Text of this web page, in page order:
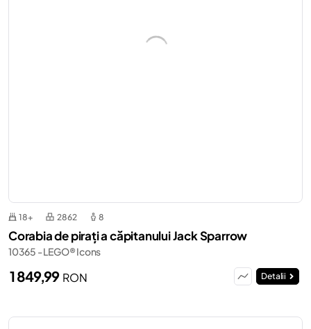
18+ 2862 8
Corabia de pirați a căpitanului Jack Sparrow
10365 - LEGO® Icons
1 849,99 RON Detalii